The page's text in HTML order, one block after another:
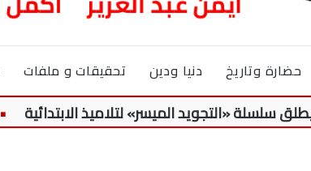
حضارة وتاريخ دنيا ودين تحقيقات و ملفات
«التجويد الميسر» لتلاميذ الابتدائية